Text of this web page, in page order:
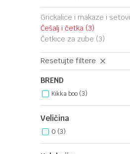
grickalice i makaze i setovi
češalj i četka (3)
četkice za zube (3)
Resetujte filtere
BREND
Kikka boo (3)
Veličina
0 (3)